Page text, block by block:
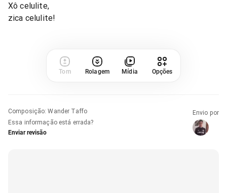
Xô celulite,
zica celulite!
Tom Rolagem Mídia Opções
Composição:Wander Taffo
Essa informação está errada?
Enviar revisão
Envio por